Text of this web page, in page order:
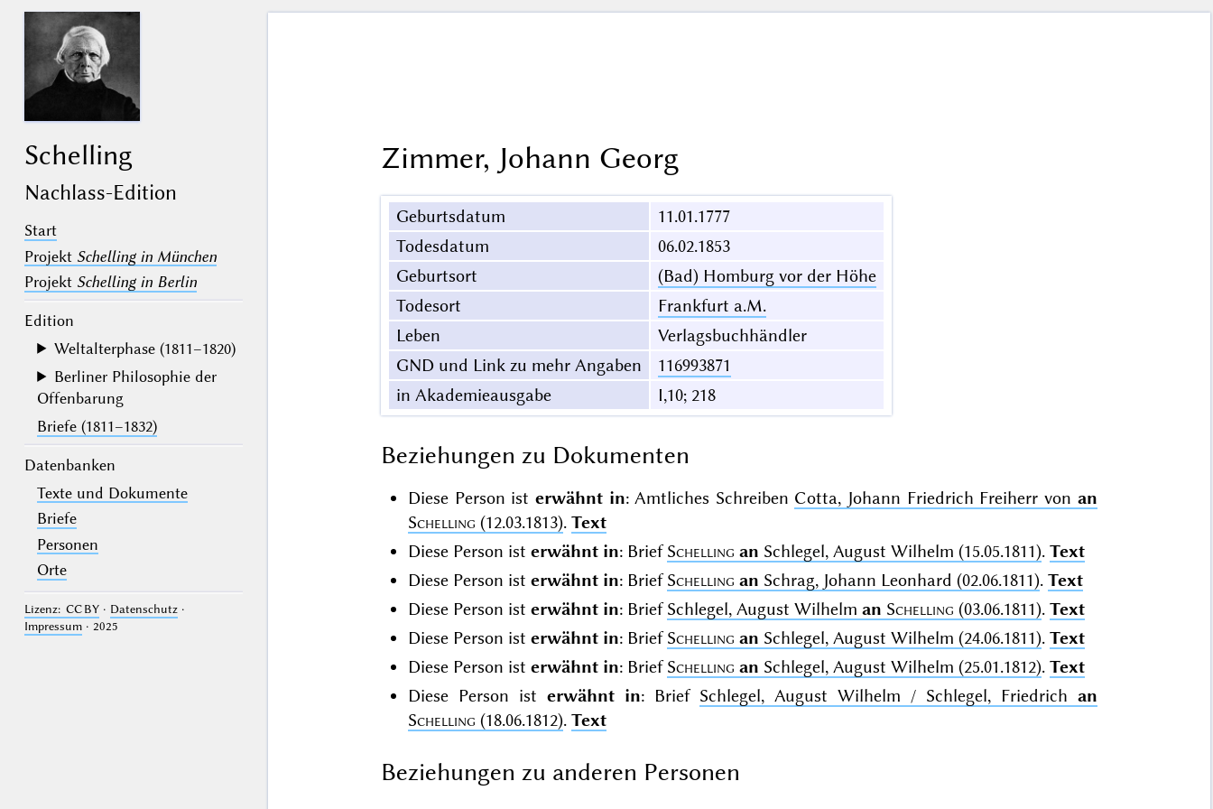
Schelling
Nachlass-Edition
Start
Projekt Schelling in München
Projekt Schelling in Berlin
Edition
Weltalterphase (1811–1820)
Berliner Philosophie der
Offenbarung
Briefe (1811–1832)
Datenbanken
Texte und Dokumente
Briefe
Personen
Orte
Lizenz: CC BY· Datenschutz·
Impressum· 2025
Zimmer, Johann Georg
Geburtsdatum
11.01.1777
Todesdatum
06.02.1853
Geburtsort
(Bad) Homburg vor der Höhe
Todesort
Frankfurt a.M.
Leben
Verlagsbuchhändler
GND und Link zu mehr Angaben
116993871
in Akademieausgabe
I,10; 218
Beziehungen zu Dokumenten
Diese Person ist erwähnt in: Amtliches Schreiben Cotta, Johann Friedrich Freiherr von an
Schelling (12.03.1813). Text
Diese Person ist erwähnt in: BriefSchelling an Schlegel, August Wilhelm (15.05.1811). Text
Diese Person ist erwähnt in: BriefSchelling an Schrag, Johann Leonhard (02.06.1811). Text
Diese Person ist erwähnt in: BriefSchlegel, August Wilhelm an Schelling (03.06.1811). Text
Diese Person ist erwähnt in: BriefSchelling an Schlegel, August Wilhelm (24.06.1811). Text
Diese Person ist erwähnt in: BriefSchelling an Schlegel, August Wilhelm (25.01.1812). Text
Diese Person ist erwähnt in: Brief Schlegel, August Wilhelm / Schlegel, Friedrich an
Schelling (18.06.1812). Text
Beziehungen zu anderen Personen